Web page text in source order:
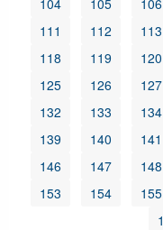
104
105 106
111
112 113
118
119 120
125
126 127
132
133 134
139
140 141
146
147 148
153
154 155